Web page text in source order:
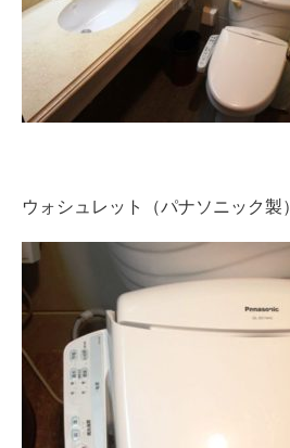
ウォシュレット（パナソニック製）